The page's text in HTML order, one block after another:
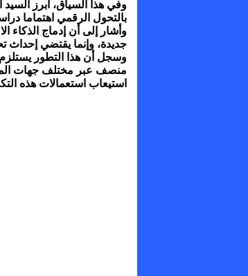
وفي هذا السياق، أبرز السيد
بالتحول الرقمي اهتماما
وأشار إلى أن إدماج الذكاء
جديدة، وإنما يقتضي
وسجل أن هذا التطور يستلزم
منصف عبر مختلف جهات
استيعاب استعمالات هذه